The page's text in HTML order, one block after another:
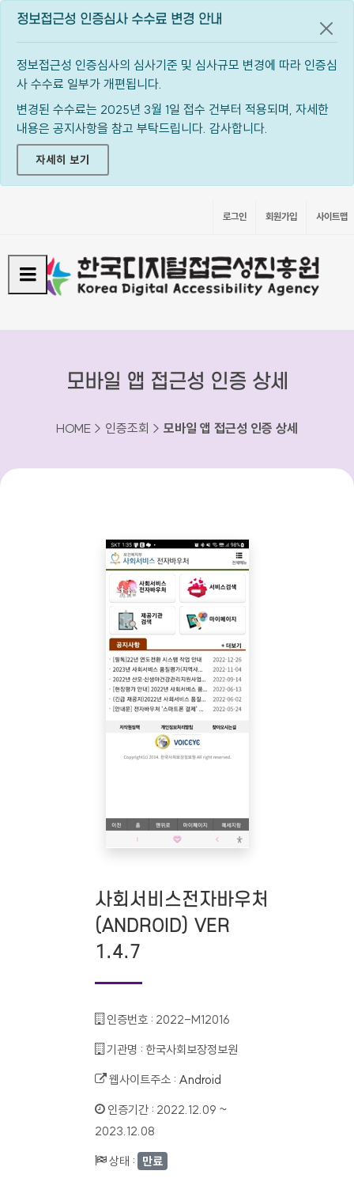
정보접근성 인증심사 수수료 변경 안내
정보접근성 인증심사의 심사기준 및 심사규모 변경에 따라 인증심
사 수수료 일부가 개편됩니다.
변경된 수수료는 2025년 3월 1일 접수 건부터 적용되며, 자세한
내용은 공지사항을 참고 부탁드립니다. 감사합니다.
자세히 보기
공지
로그인 회원가입 사이트맵
모바일 앱 접근성 인증 상세
HOME > 인증조회 > 모바일 앱 접근성 인증 상세
사회서비스전자바우처
(ANDROID) VER
1.4.7
인증번호 : 2022-M12016
기관명 : 한국사회보장정보원
웹사이트주소 : Android
인증기간 : 2022.12.09 ~
2023.12.08
상태 : 만료